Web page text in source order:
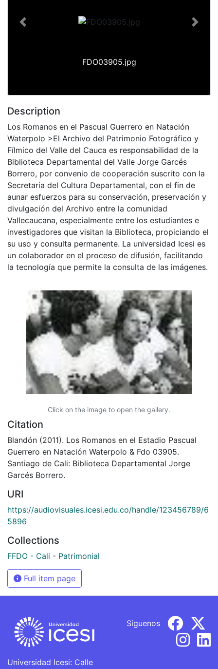
FDO03905.jpg
Previous Next
Description
Los Romanos en el Pascual Guerrero en Natación
Waterpolo >El Archivo del Patrimonio Fotográfico y
Fílmico del Valle del Cauca es responsabilidad de la
Biblioteca Departamental del Valle Jorge Garcés
Borrero, por convenio de cooperación suscrito con la
Secretaria del Cultura Departamental, con el fin de
aunar esfuerzos para su conservación, preservación y
divulgación del Archivo entre la comunidad
Vallecaucana, especialmente entre los estudiantes e
investigadores que visitan la Biblioteca, propiciando el
su uso y consulta permanente. La universidad Icesi es
un colaborador en el proceso de difusión, facilitando
la tecnología que permite la consulta de las imágenes.
Click on the image to open the gallery.
Citation
Blandón (2011). Los Romanos en el Estadio Pascual
Guerrero en Natación Waterpolo & Fdo 03905.
Santiago de Cali: Biblioteca Departamental Jorge
Garcés Borrero.
URI
https://audiovisuales.icesi.edu.co/handle/123456789/6
5896
Collections
FFDO - Cali - Patrimonial
Full item page
Universidad Icesi: Calle
Síguenos